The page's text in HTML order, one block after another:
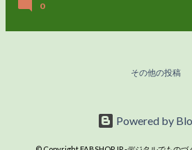
0
その他の投稿
Powered by